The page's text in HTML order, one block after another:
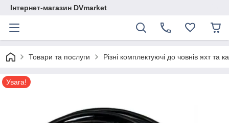
Інтернет-магазин DVmarket
Товари та послуги Різні комплектуючі до човнів яхт та
Увага!